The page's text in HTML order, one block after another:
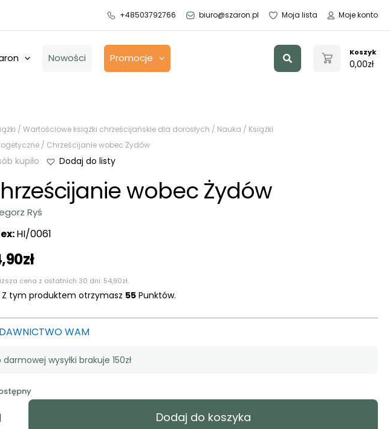
+48503792766 biuro@szaron.pl Moja lista Moje konto
Nowości Promocje Szukaj Koszyk
0,00zł
/ Wartościowe książki chrześcijańskie dla dorosłych / Nauka / Książki
/ Chrześcijanie wobec Żydów
kupiło Dodaj do listy
wobec Żydów
Ryś
HI/0061
zł
cena z ostatnich 30 dni: 54,90zł.
Z tym produktem otrzymasz 55 Punktów.
WAM
darmowej wysyłki brakuje 150zł
Dodaj do koszyka